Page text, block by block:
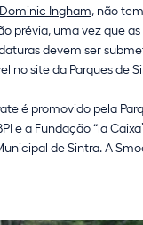
Ingham, não
prévia, uma vez que as
devem ser
no site da Parques de
é promovido pela
e a Fundação “la
de Sintra. A